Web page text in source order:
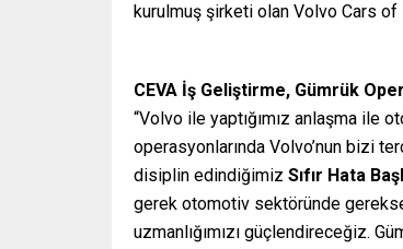
kurulmuş şirketi olan Volvo Cars of
CEVA İş Geliştirme, Gümrük
“Volvo ile yaptığımız anlaşma ile
operasyonlarında Volvo’nun bizi
disiplin edindiğimiz Sıfır Hata
gerek otomotiv sektöründe
uzmanlığımızı güçlendireceğiz.